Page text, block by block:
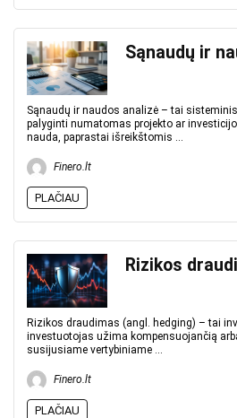
Sąnaudų ir
Sąnaudų ir naudos analizė – tai
palyginti numatomas projekto ar
nauda, paprastai išreikštomis ...
Finero.lt
PLAČIAU
Rizikos
Rizikos draudimas (angl. hedging) – tai
investuotojas užima kompensuojančią
susijusiame vertybiniame ...
Finero.lt
PLAČIAU